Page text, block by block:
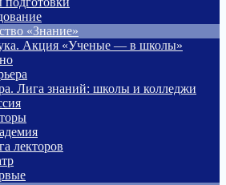
«Знание»
Акция «Ученые — в школы»
Лига знаний: школы и колледжи
лекторов